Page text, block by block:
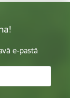
e-pastā